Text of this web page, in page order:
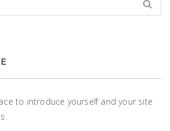
to introduce yourself and your site